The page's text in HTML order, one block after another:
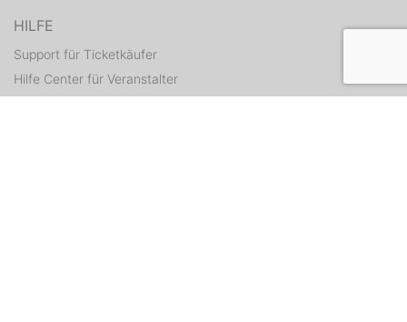
HILFE
Support für Ticketkäufer
Hilfe Center für Veranstalter